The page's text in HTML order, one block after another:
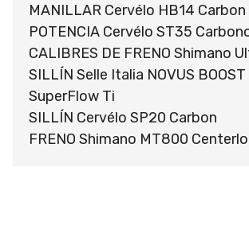
MANILLAR Cervélo HB14 Carbon
POTENCIA Cervélo ST35
CALIBRES DE FRENO Shimano
SILLÍN Selle Italia NOVUS BOOST
SuperFlow Ti
SILLÍN Cervélo SP20 Carbon
FRENO Shimano MT800